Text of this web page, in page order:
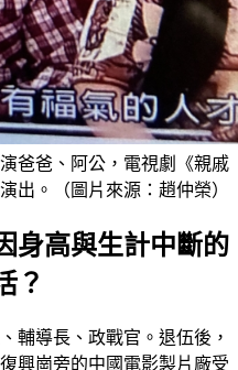
爸爸、阿公，電視劇《親戚
出。（圖片來源：趙仲榮）
身高與生計中斷的
？
輔導長、政戰官。退伍後，
興崗旁的中國電影製片廠受